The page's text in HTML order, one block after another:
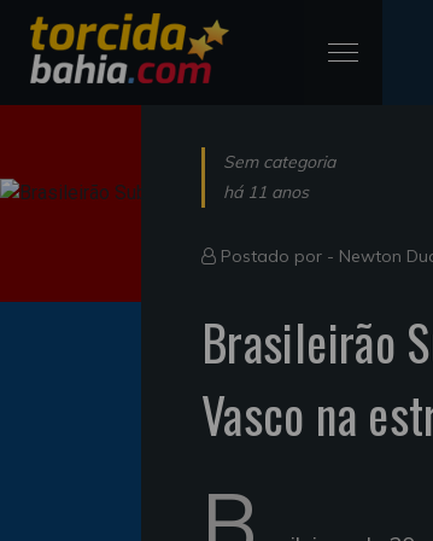
Sem categoria
há 11 anos
Postado por - Newton
Brasileirão
Vasco na